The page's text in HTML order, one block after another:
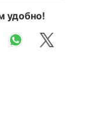
удобно!